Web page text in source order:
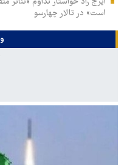
است» در تالار چهارسو